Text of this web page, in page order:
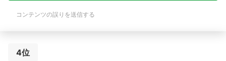
コンテンツの誤りを送信する
4位